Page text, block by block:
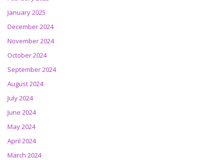
January 2025
December 2024
November 2024
October 2024
September 2024
August 2024
July 2024
June 2024
May 2024
April 2024
March 2024